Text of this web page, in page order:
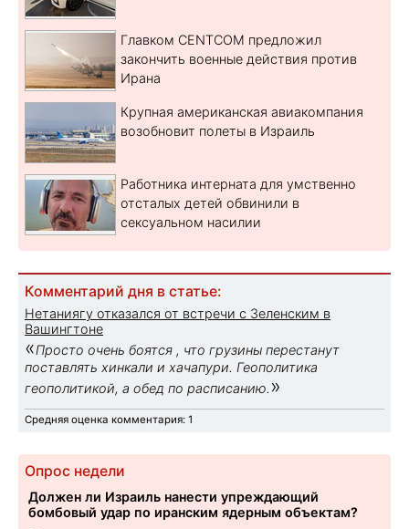
Главком CENTCOM предложил
закончить военные действия против
Ирана
Крупная американская авиакомпания
возобновит полеты в Израиль
Работника интерната для умственно
отсталых детей обвинили в
сексуальном насилии
Комментарий дня в статье:
Нетаниягу отказался от встречи с Зеленским в
Вашингтоне
«Просто очень боятся , что грузины перестанут
поставлять хинкали и хачапури. Геополитика
геополитикой, а обед по расписанию. »
Средняя оценка комментария: 1
Опрос недели
Должен ли Израиль нанести упреждающий
бомбовый удар по иранским ядерным объектам?